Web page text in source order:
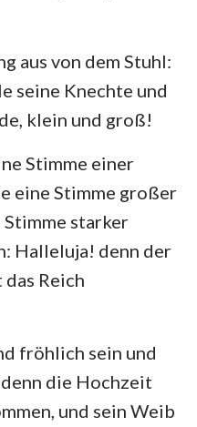
aus von dem Stuhl:
seine Knechte und
klein und groß!
Stimme einer
eine Stimme großer
Stimme starker
Halleluja! denn der
Reich
fröhlich sein und
die Hochzeit
und sein Weib